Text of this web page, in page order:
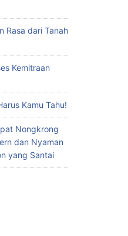
Rasa dari Tanah
Kemitraan
Kamu Tahu!
Nongkrong
dan Nyaman
yang Santai